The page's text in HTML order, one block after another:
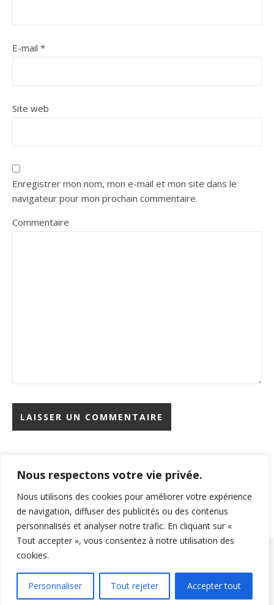
Nous respectons votre vie privée.
Nous utilisons des cookies pour améliorer votre expérience
de navigation, diffuser des publicités ou des contenus
personnalisés et analyser notre trafic. En cliquant sur «
Tout accepter », vous consentez à notre utilisation des
cookies.
Personnaliser Tout rejeter Accepter tout
E-mail *
Site web
Enregistrer mon nom, mon e-mail et mon site dans le
navigateur pour mon prochain commentaire.
Commentaire
Copyright © 2026 Beaute Sante. All Rights Reserved.
Mentions légales Politique de confidentialité
Thème Ashe par
WP Royal.